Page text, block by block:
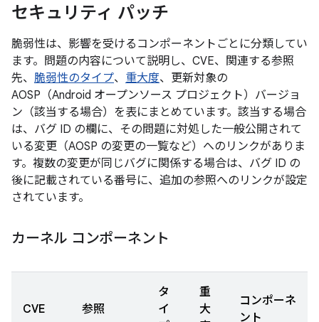
セキュリティ パッチ
脆弱性は、影響を受けるコンポーネントごとに分類してい
ます。問題の内容について説明し、CVE、関連する参照
先、 脆弱性のタイプ、 重大度、更新対象の
AOSP（Android オープンソース プロジェクト）バージョ
ン（該当する場合）を表にまとめています。該当する場合
は、バグ ID の欄に、その問題に対処した一般公開されて
いる変更（AOSP の変更の一覧など）へのリンクがありま
す。複数の変更が同じバグに関係する場合は、バグ ID の
後に記載されている番号に、追加の参照へのリンクが設定
されています。
カーネル コンポーネント
CVE 参照
タ
イ
重
大
コンポーネ
ント